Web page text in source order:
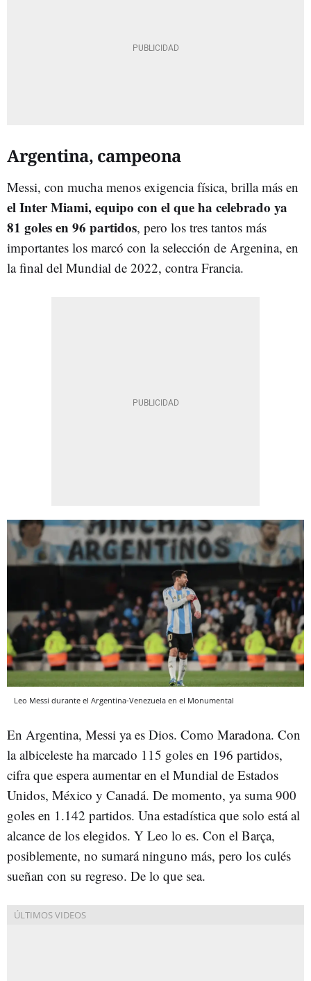
Argentina, campeona
Messi, con mucha menos exigencia física, brilla más en
el Inter Miami, equipo con el que ha celebrado ya
81 goles en 96 partidos, pero los tres tantos más
importantes los marcó con la selección de Argenina, en
la final del Mundial de 2022, contra Francia.
Leo Messi durante el Argentina-Venezuela en el Monumental
En Argentina, Messi ya es Dios. Como Maradona. Con
la albiceleste ha marcado 115 goles en 196 partidos,
cifra que espera aumentar en el Mundial de Estados
Unidos, México y Canadá. De momento, ya suma 900
goles en 1.142 partidos. Una estadística que solo está al
alcance de los elegidos. Y Leo lo es. Con el Barça,
posiblemente, no sumará ninguno más, pero los culés
sueñan con su regreso. De lo que sea.